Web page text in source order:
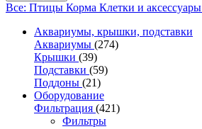
Все: Птицы Корма Клетки и аксессуары
Аквариумы, крышки, подставки
Аквариумы (274)
Крышки (39)
Подставки (59)
Поддоны (21)
Оборудование
Фильтрация (421)
Фильтры